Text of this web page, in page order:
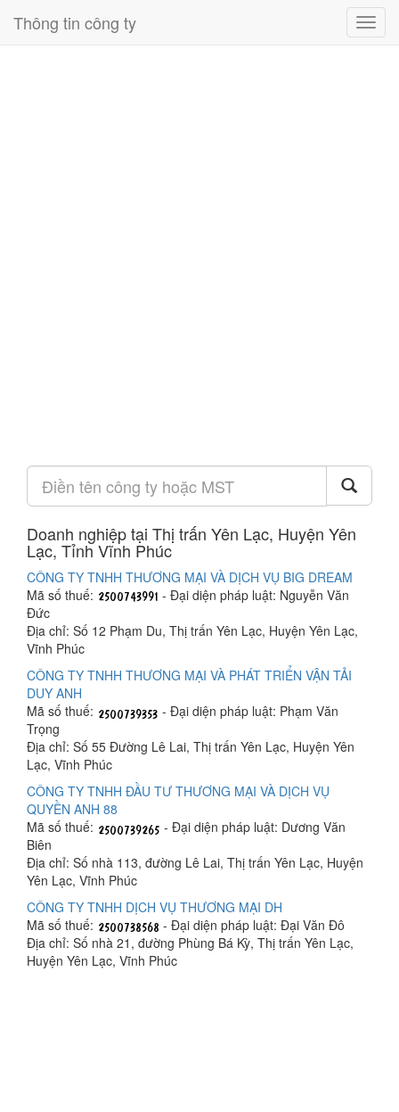
Thông tin công ty
Doanh nghiệp tại Thị trấn Yên Lạc, Huyện Yên
Lạc, Tỉnh Vĩnh Phúc
CÔNG TY TNHH THƯƠNG MẠI VÀ DỊCH VỤ BIG DREAM
Mã số thuế:
- Đại diện pháp luật: Nguyễn Văn
Đức
Địa chỉ: Số 12 Phạm Du, Thị trấn Yên Lạc, Huyện Yên Lạc,
Vĩnh Phúc
CÔNG TY TNHH THƯƠNG MẠI VÀ PHÁT TRIỂN VẬN TẢI
DUY ANH
Mã số thuế:
- Đại diện pháp luật: Phạm Văn
Trọng
Địa chỉ: Số 55 Đường Lê Lai, Thị trấn Yên Lạc, Huyện Yên
Lạc, Vĩnh Phúc
CÔNG TY TNHH ĐẦU TƯ THƯƠNG MẠI VÀ DỊCH VỤ
QUYỀN ANH 88
Mã số thuế:
- Đại diện pháp luật: Dương Văn
Biên
Địa chỉ: Số nhà 113, đường Lê Lai, Thị trấn Yên Lạc, Huyện
Yên Lạc, Vĩnh Phúc
CÔNG TY TNHH DỊCH VỤ THƯƠNG MẠI DH
Mã số thuế:
- Đại diện pháp luật: Đại Văn Đô
Địa chỉ: Số nhà 21, đường Phùng Bá Kỳ, Thị trấn Yên Lạc,
Huyện Yên Lạc, Vĩnh Phúc